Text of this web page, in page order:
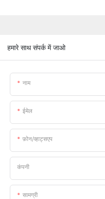
हमारे साथ संपर्क में जाओ
नाम
ईमेल
फ़ोन/व्हाट्सएप
कंपनी
सामग्री